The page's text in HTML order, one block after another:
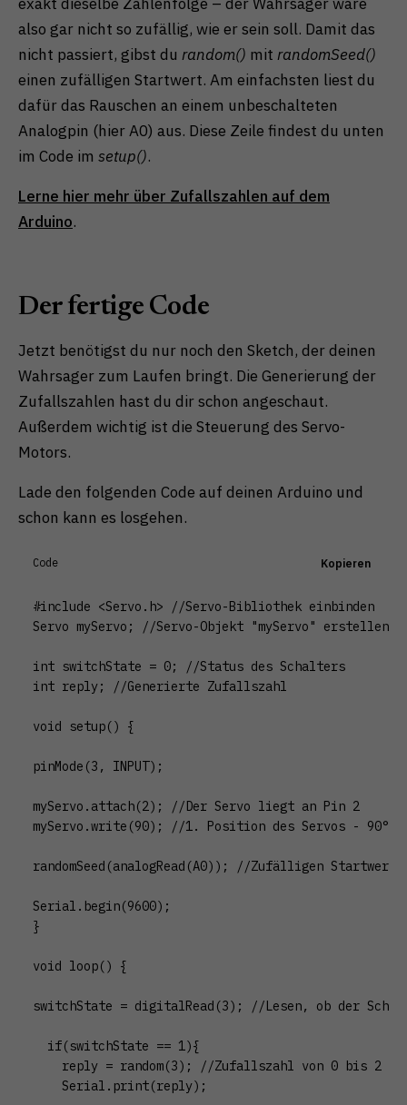
also gar nicht so zufällig, wie er sein soll. Damit das
nicht passiert, gibst du random() mit randomSeed()
einen zufälligen Startwert. Am einfachsten liest du
dafür das Rauschen an einem unbeschalteten
Analogpin (hier A0) aus. Diese Zeile findest du unten
im Code im setup().
Lerne hier mehr über Zufallszahlen auf dem
Arduino.
Der fertige Code
Jetzt benötigst du nur noch den Sketch, der deinen
Wahrsager zum Laufen bringt. Die Generierung der
Zufallszahlen hast du dir schon angeschaut.
Außerdem wichtig ist die Steuerung des Servo-
Motors.
Lade den folgenden Code auf deinen Arduino und
schon kann es losgehen.
Code Kopieren
#include <Servo.h> //Servo-Bibliothek einbinden
Servo myServo; //Servo-Objekt "myServo" erstellen
int switchState = 0; //Status des Schalters
int reply; //Generierte Zufallszahl
void setup() {
pinMode(3, INPUT);
myServo.attach(2); //Der Servo liegt an Pin 2
myServo.write(90); //1. Position des Servos - 90°
randomSeed(analogRead(A0)); //Zufälligen Startwert
Serial.begin(9600);
}
void loop() {
switchState = digitalRead(3); //Lesen, ob der
  if(switchState == 1){
reply = random(3); //Zufallszahl von 0 bis 2
    Serial.print(reply);